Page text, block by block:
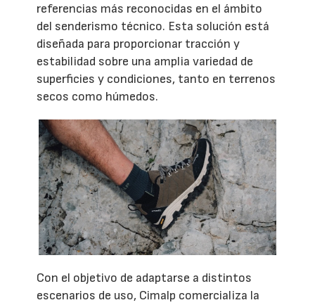
referencias más reconocidas en el ámbito
del senderismo técnico. Esta solución está
diseñada para proporcionar tracción y
estabilidad sobre una amplia variedad de
superficies y condiciones, tanto en terrenos
secos como húmedos.
Con el objetivo de adaptarse a distintos
escenarios de uso, Cimalp comercializa la